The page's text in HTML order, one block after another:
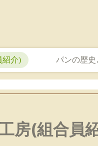
紹介) パンの歴史
房(組合員